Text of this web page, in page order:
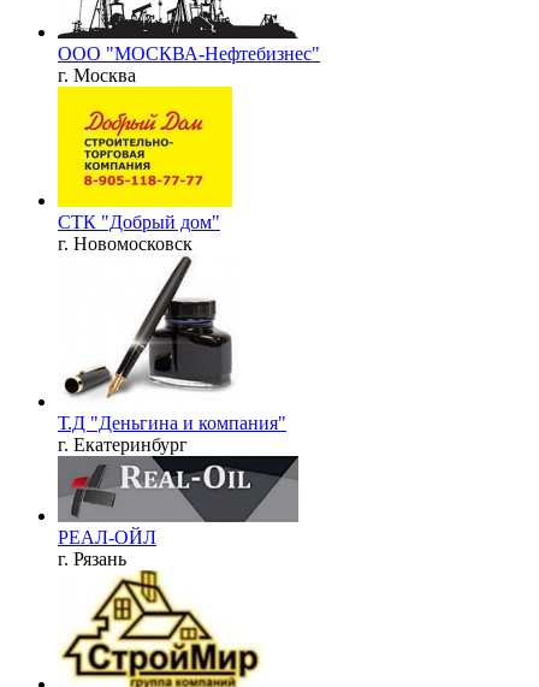
ООО "МОСКВА-Нефтебизнес"
г. Москва
СТК "Добрый дом"
г. Новомосковск
Т.Д "Деньгина и компания"
г. Екатеринбург
РЕАЛ-ОЙЛ
г. Рязань